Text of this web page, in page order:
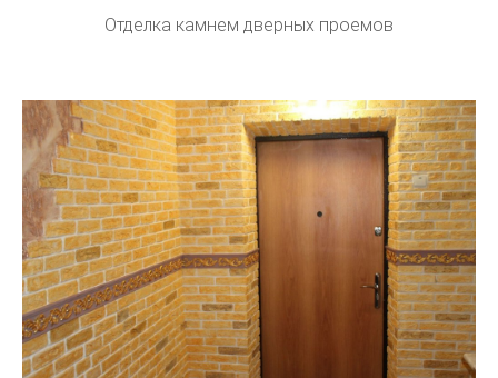
Отделка камнем дверных проемов